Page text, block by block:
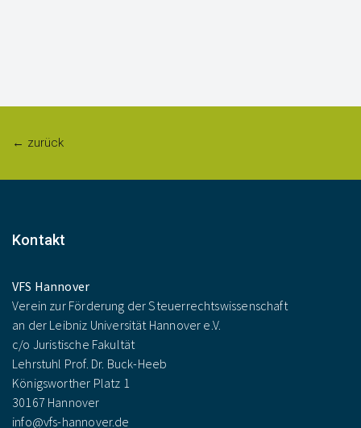
← zurück
Kontakt
VFS Hannover
Verein zur Förderung der Steuerrechtswissenschaft
an der Leibniz Universität Hannover e.V.
c/o Juristische Fakultät
Lehrstuhl Prof. Dr. Buck-Heeb
Königsworther Platz 1
30167 Hannover
info@vfs-hannover.de